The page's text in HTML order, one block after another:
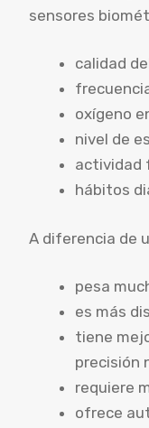
sensores
calidad
oxígeno
nivel de
actividad
hábitos
A diferencia de
pesa
es más
tiene
precisión
requiere
ofrece